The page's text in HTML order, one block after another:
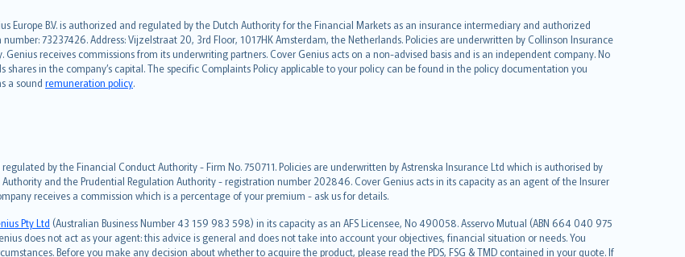
Europe B.V. is authorized and regulated by the Dutch Authority for the Financial Markets as an insurance intermediary and authorized
73237426. Address: Vijzelstraat 20, 3rd Floor, 1017HK Amsterdam, the Netherlands. Policies are underwritten by Collinson Insurance
receives commissions from its underwriting partners. Cover Genius acts on a non-advised basis and is an independent company. No
in the company’s capital. The specific Complaints Policy applicable to your policy can be found in the policy documentation you
a sound remuneration policy.
by the Financial Conduct Authority - Firm No. 750711. Policies are underwritten by Astrenska Insurance Ltd which is authorised by
and the Prudential Regulation Authority - registration number 202846. Cover Genius acts in its capacity as an agent of the Insurer
receives a commission which is a percentage of your premium - ask us for details.
Pty Ltd (Australian Business Number 43 159 983 598) in its capacity as an AFS Licensee, No 490058. Asservo Mutual (ABN 664 040 975
does not act as your agent: this advice is general and does not take into account your objectives, financial situation or needs. You
Before you make any decision about whether to acquire the product, please read the PDS, FSG & TMD contained in your quote. If